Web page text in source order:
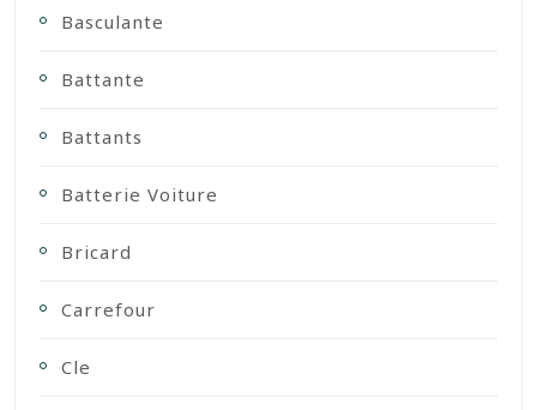
Basculante
Battante
Battants
Batterie Voiture
Bricard
Carrefour
Cle